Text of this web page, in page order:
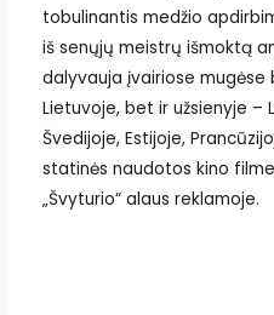
tobulinantis medžio
iš senųjų meistrų išmoktą
dalyvauja įvairiose
Lietuvoje, bet ir užsienyje –
Švedijoje, Estijoje,
statinės naudotos kino filme
„Švyturio“ alaus reklamoje.